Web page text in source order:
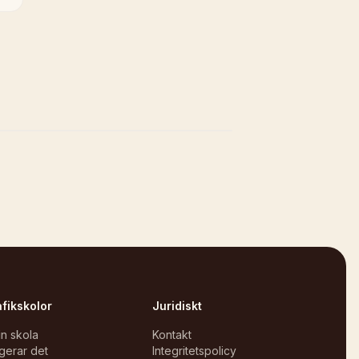
skola
det
Juridiskt
Kontakt
Integritetspolicy